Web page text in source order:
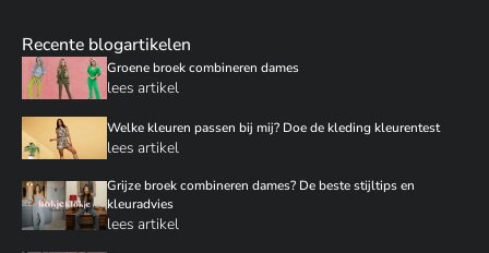
Recente blogartikelen
Groene broek combineren dames
lees artikel
Welke kleuren passen bij mij? Doe de kleding kleurentest
lees artikel
Grijze broek combineren dames? De beste stijltips en
kleuradvies
lees artikel